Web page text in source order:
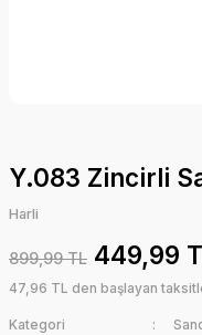
Y.083 Zincirli
Harli
899,99 TL 449,99
47,96 TL den başlayan
Kategori